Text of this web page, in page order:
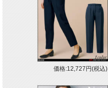
価格:12,727円(税込)